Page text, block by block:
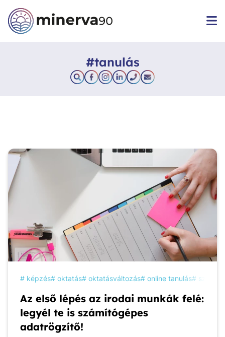
#tanulás
képzés oktatás oktatásváltozás online tanulás
Az első lépés az irodai munkák felé:
legyél te is számítógépes
adatrögzítő!